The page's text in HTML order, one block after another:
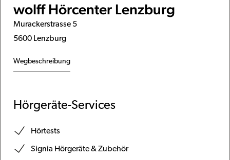
wolff Hörcenter Lenzburg
Murackerstrasse 5
5600 Lenzburg
Wegbeschreibung
Hörgeräte-Services
Hörtests
Signia Hörgeräte & Zubehör